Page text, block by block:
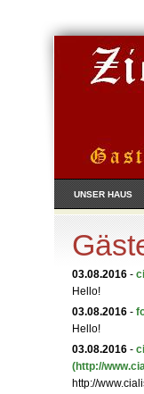
UNSER HAUS
03.08.2016 -
Hello!
03.08.2016 -
Hello!
03.08.2016 -
(http://
http://